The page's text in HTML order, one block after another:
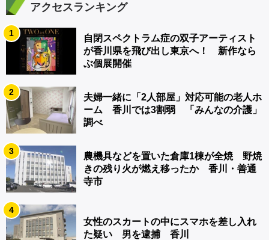
アクセスランキング
1
自閉スペクトラム症の双子アーティスト
が香川県を飛び出し東京へ！ 新作なら
ぶ個展開催
2
夫婦一緒に「2人部屋」対応可能の老人ホ
ーム 香川では3割弱 「みんなの介護」
調べ
3
農機具などを置いた倉庫1棟が全焼 野焼
きの残り火が燃え移ったか 香川・善通
寺市
4
女性のスカートの中にスマホを差し入れ
た疑い 男を逮捕 香川